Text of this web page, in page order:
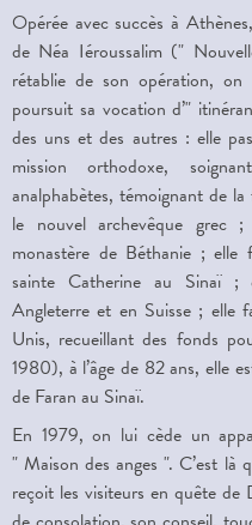
Opérée avec succès à
de Néa Iéroussalim ("
rétablie de son opération,
poursuit sa vocation d’"
des uns et des autres : elle
mission orthodoxe,
analphabètes, témoignant de
le nouvel archevêque grec
monastère de Béthanie ; elle
sainte Catherine au Sinaï ;
Angleterre et en Suisse ; elle
Unis, recueillant des fonds
1980), à l’âge de 82 ans, elle
de Faran au Sinaï.
En 1979, on lui cède un
" Maison des anges ". C’est là
reçoit les visiteurs en quête